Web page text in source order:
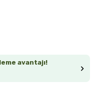
avantajı!